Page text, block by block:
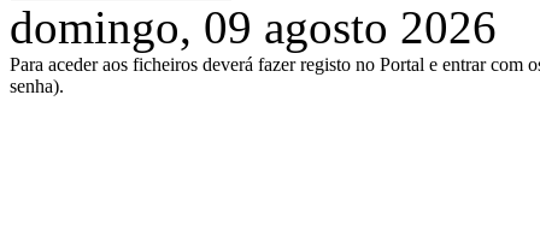
domingo, 09 agosto 2026
Para aceder aos ficheiros deverá fazer registo no Portal e entrar com
senha).